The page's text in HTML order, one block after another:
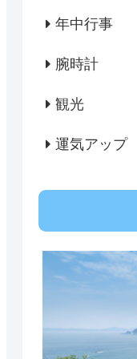
年中行事
腕時計
観光
運気アップ